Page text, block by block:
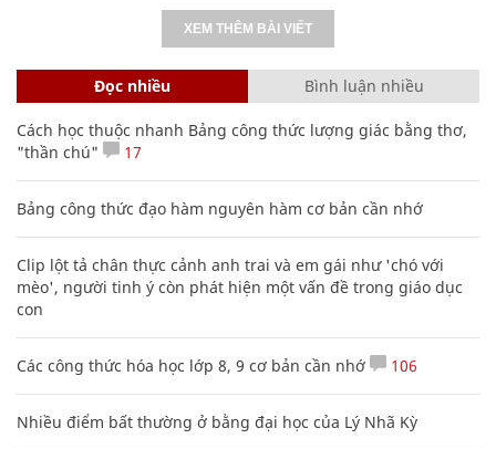
XEM THÊM BÀI VIẾT
Đọc nhiều Bình luận nhiều
Cách học thuộc nhanh Bảng công thức lượng giác bằng thơ,
"thần chú"
17
Bảng công thức đạo hàm nguyên hàm cơ bản cần nhớ
Clip lột tả chân thực cảnh anh trai và em gái như 'chó với
mèo', người tinh ý còn phát hiện một vấn đề trong giáo dục
con
Các công thức hóa học lớp 8, 9 cơ bản cần nhớ 106
Nhiều điểm bất thường ở bằng đại học của Lý Nhã Kỳ